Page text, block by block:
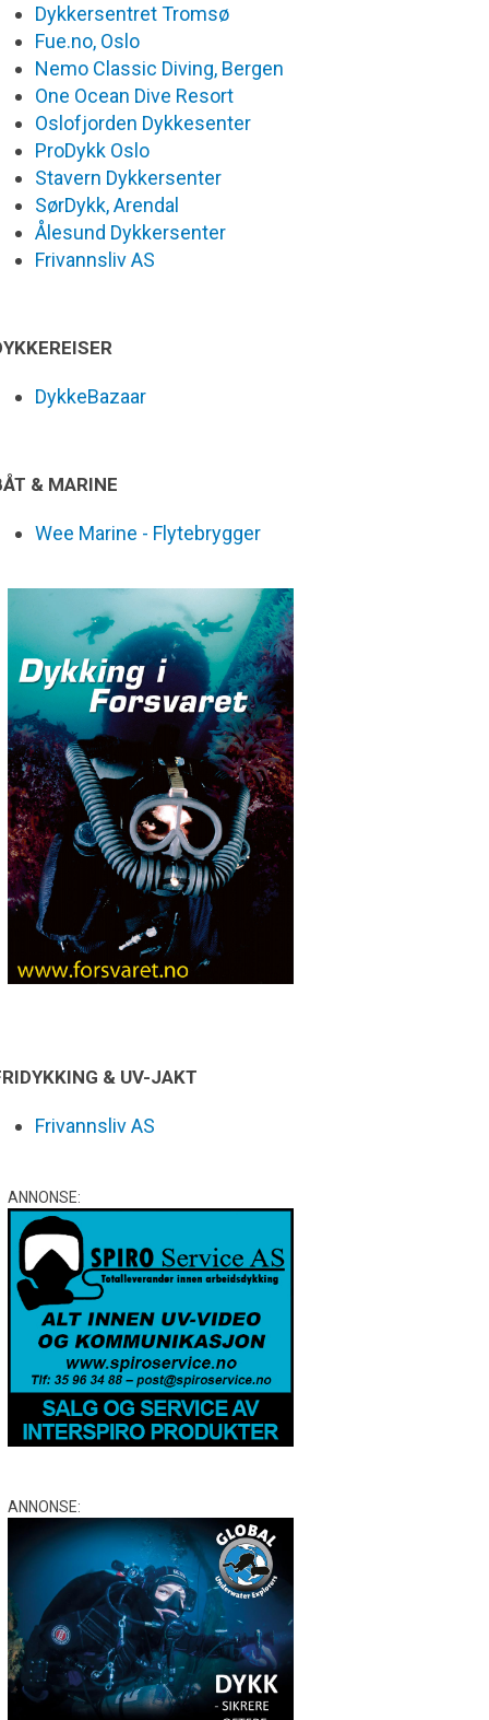
Dykkersentret Tromsø
Fue.no, Oslo
Nemo Classic Diving, Bergen
One Ocean Dive Resort
Oslofjorden Dykkesenter
ProDykk Oslo
Stavern Dykkersenter
SørDykk, Arendal
Ålesund Dykkersenter
Frivannsliv AS
DykkeBazaar
& MARINE
Wee Marine - Flytebrygger
& UV-JAKT
Frivannsliv AS
ANNONSE:
ANNONSE: